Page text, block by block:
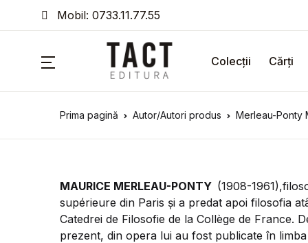
Mobil: 0733.11.77.55
Colecții Cărți
Colecții
Clasici ai Filosofiei Politice
Clasicii marxismului
Prima pagină Autor/Autori produs Merleau-Ponty
MAURICE MERLEAU-PONTY (1908-
supérieure din Paris și a predat apoi filosofia
Catedrei de Filosofie de la Collège de France.
prezent, din opera lui au fost publicate în